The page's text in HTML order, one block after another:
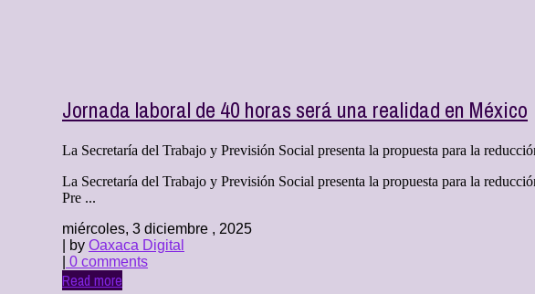
Jornada laboral de 40 horas será una realidad en México
La Secretaría del Trabajo y Previsión Social presenta la propuesta para la
La Secretaría del Trabajo y Previsión Social presenta la propuesta para la
Pre ...
miércoles, 3 diciembre , 2025
| by Oaxaca Digital
0 comments
Read more